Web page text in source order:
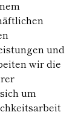
und
wir die
um